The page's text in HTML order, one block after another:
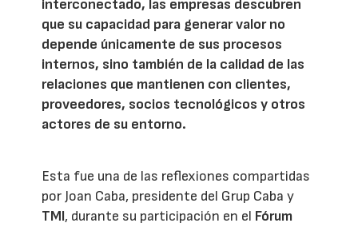
interconectado, las empresas descubren
que su capacidad para generar valor no
depende únicamente de sus procesos
internos, sino también de la calidad de las
relaciones que mantienen con clientes,
proveedores, socios tecnológicos y otros
actores de su entorno.
Esta fue una de las reflexiones compartidas
por Joan Caba, presidente del Grup Caba y
TMI, durante su participación en el Fórum